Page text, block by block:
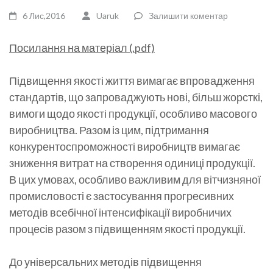
6 Лис,2016 Uaruk Залишити коментар
Посилання на матеріал (.pdf)
Підвищення якості життя вимагає впровадження
стандартів, що запроваджують нові, більш жорсткі,
вимоги щодо якості продукції, особливо масового
виробництва. Разом із цим, підтримання
конкурентоспроможності виробництв вимагає
зниження витрат на створення одиниці продукції.
В цих умовах, особливо важливим для вітчизняної
промисловості є застосування прогресивних
методів всебічної інтенсифікації виробничих
процесів разом з підвищенням якості продукції.
До універсальних методів підвищення